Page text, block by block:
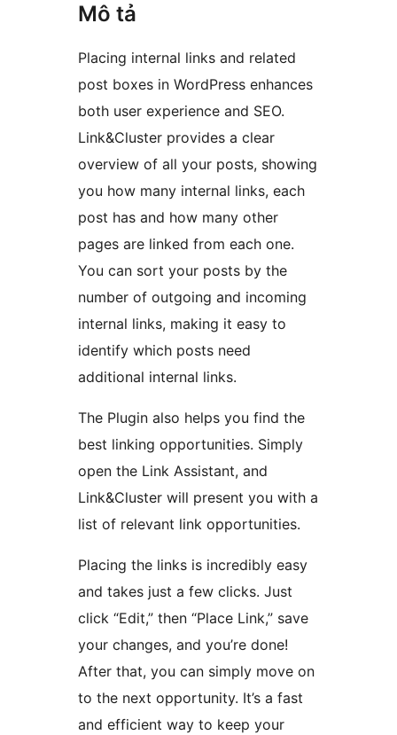
Mô tả
Placing internal links and related
post boxes in WordPress enhances
both user experience and SEO.
Link&Cluster provides a clear
overview of all your posts, showing
you how many internal links, each
post has and how many other
pages are linked from each one.
You can sort your posts by the
number of outgoing and incoming
internal links, making it easy to
identify which posts need
additional internal links.
The Plugin also helps you find the
best linking opportunities. Simply
open the Link Assistant, and
Link&Cluster will present you with a
list of relevant link opportunities.
Placing the links is incredibly easy
and takes just a few clicks. Just
click “Edit,” then “Place Link,” save
your changes, and you’re done!
After that, you can simply move on
to the next opportunity. It’s a fast
and efficient way to keep your